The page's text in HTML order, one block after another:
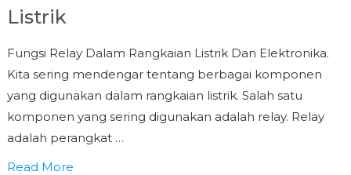
Listrik
Fungsi Relay Dalam Rangkaian Listrik Dan Elektronika.
Kita sering mendengar tentang berbagai komponen
yang digunakan dalam rangkaian listrik. Salah satu
komponen yang sering digunakan adalah relay. Relay
adalah perangkat …
Read More